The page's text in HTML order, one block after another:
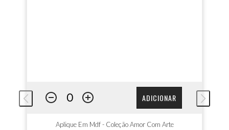
ADICIONAR
Aplique Em Mdf - Coleção Amor Com Arte